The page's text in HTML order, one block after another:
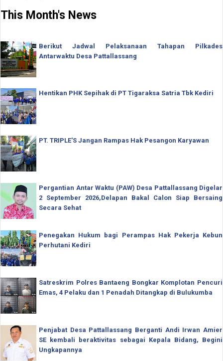
This Month's News
Berikut Jadwal Pelaksanaan Tahapan Pilkades
Antarwaktu Desa Pattallassang
Hentikan PHK Sepihak di PT Tigaraksa Satria Tbk Kediri
PT. TRIPLE'S Jangan Rampas Hak Pesangon Karyawan
Pergantian Antar Waktu (PAW) Desa Pattallassang Digelar
2 September 2026,Delapan Bakal Calon Siap Bersaing
Secara Sehat
Penegakan Hukum bagi Perampas Hak Pekerja Kebun
Perhutani Kediri
Satreskrim Polres Bantaeng Bongkar Komplotan Pencuri
Emas, 4 Pelaku dan 1 Penadah Ditangkap di Bulukumba
Penjabat Desa Pattallassang Berganti Andi Irwan Amier
SE kembali beraktivitas sebagai Kepala Bidang, Begini
Ungkapannya